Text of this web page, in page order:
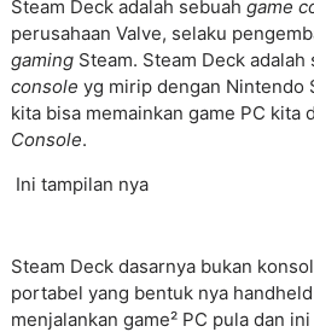
Steam Deck adalah sebuah game
perusahaan Valve, selaku
gamingSteam. Steam Deck adalah
console yg mirip dengan Nintendo
kita bisa memainkan game PC kita
Console.
Ini tampilan nya
Steam Deck dasarnya bukan
portabel yang bentuk nya
menjalankan game² PC pula dan